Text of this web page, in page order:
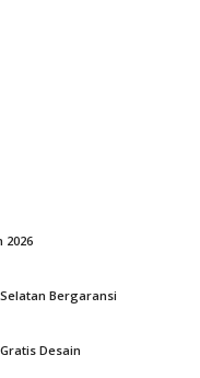
Bergaransi
Desain